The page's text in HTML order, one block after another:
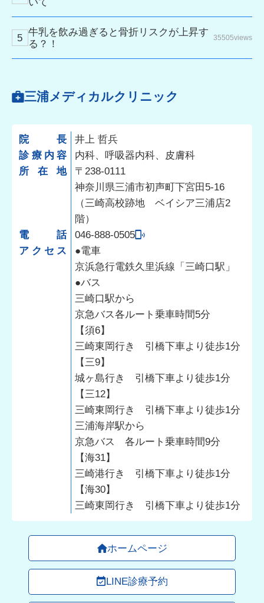
牛乳を飲み過ぎると骨折リスクが上昇す
る？！
35505views
三浦メディカルクリニック
院長
井上 哲兵
診療内容
内科、呼吸器内科、皮膚科
所在地
〒238-0111
神奈川県三浦市初声町下宮田5-16
（三崎高校跡地 ベイシア三浦店2
階）
電話
046-888-0505
アクセス
●電車
京浜急行電鉄久里浜線「三崎口駅」
●バス
三崎口駅から
京急バス各ルート乗車時間5分
【須6】
三崎東岡行き 引橋下車より徒歩1分
【三9】
城ヶ島行き 引橋下車より徒歩1分
【三12】
三崎東岡行き 引橋下車より徒歩1分
三浦海岸駅から
京急バス 各ルート乗車時間9分
【海31】
三崎港行き 引橋下車より徒歩1分
【海30】
三崎東岡行き 引橋下車より徒歩1分
ホームページ
LINE診療予約